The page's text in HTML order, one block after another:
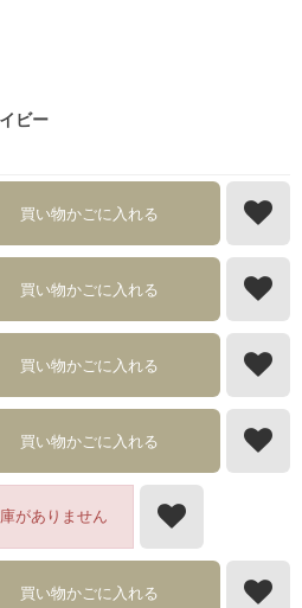
ビー
買い物かごに入れる
買い物かごに入れる
買い物かごに入れる
買い物かごに入れる
がありません
買い物かごに入れる